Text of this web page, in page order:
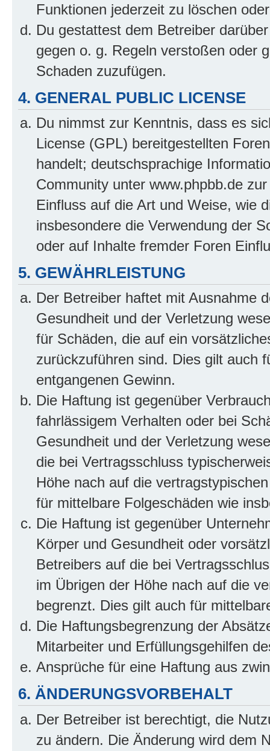
Funktionen jederzeit zu löschen
Du gestattest dem Betreiber
gegen o. g. Regeln verstoßen oder
Schaden zuzufügen.
4. GENERAL PUBLIC LICENSE
Du nimmst zur Kenntnis, dass es
License (GPL) bereitgestellten
handelt; deutschsprachige
Community unter www.phpbb.de
Einfluss auf die Art und Weise, wie
insbesondere die Verwendung der
oder auf Inhalte fremder Foren
5. GEWÄHRLEISTUNG
Der Betreiber haftet mit Ausnahme
Gesundheit und der Verletzung
für Schäden, die auf ein
zurückzuführen sind. Dies gilt auch
entgangenen Gewinn.
Die Haftung ist gegenüber
fahrlässigem Verhalten oder bei
Gesundheit und der Verletzung
die bei Vertragsschluss
Höhe nach auf die
für mittelbare Folgeschäden wie
Die Haftung ist gegenüber
Körper und Gesundheit oder
Betreibers auf die bei
im Übrigen der Höhe nach auf die
begrenzt. Dies gilt auch für
Die Haftungsbegrenzung der
Mitarbeiter und Erfüllungsgehilfen
Ansprüche für eine Haftung aus
6. ÄNDERUNGSVORBEHALT
Der Betreiber ist berechtigt, die
zu ändern. Die Änderung wird dem